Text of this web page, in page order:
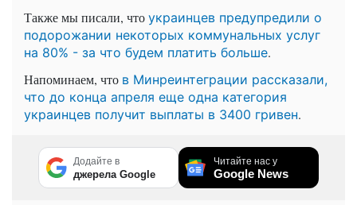
Также мы писали, что украинцев предупредили о
подорожании некоторых коммунальных услуг
на 80% - за что будем платить больше.
Напоминаем, что в Минреинтеграции рассказали,
что до конца апреля еще одна категория
украинцев получит выплаты в 3400 гривен.
Додайте в
джерела Google
Читайте нас у
Google News